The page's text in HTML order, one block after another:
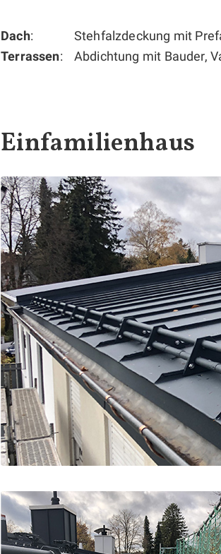
Dach
Terrassen
Stehfalzdeckung mit
Abdichtung mit Bauder,
Einfamilienhaus